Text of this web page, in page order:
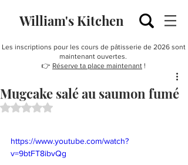
William's Kitchen
Les inscriptions pour les cours de pâtisserie de 2026 sont
maintenant ouvertes.
👉 Réserve ta place maintenant !
Mugcake salé au saumon fumé
Noté NaN étoiles sur 5.
https://www.youtube.com/watch?
v=9btFT8ibvQg